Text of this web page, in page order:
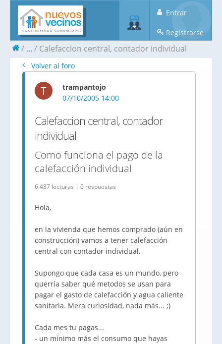
Entrar
Registrarse
... Calefaccion central, contador individual
Volver al foro
T
trampantojo
07/10/2005 14:00
Calefaccion central, contador
individual
Como funciona el pago de la
calefacción individual
6.487 lecturas | 0 respuestas
Hola,
en la vivienda que hemos comprado (aún en
construcción) vamos a tener calefacción
central con contador individual.
Supongo que cada casa es un mundo, pero
querría saber qué metodos se usan para
pagar el gasto de calefacción y agua caliente
sanitaria. Mera curiosidad, nada más... ;)
Cada mes tu pagas...
- un mínimo más el consumo que hayas